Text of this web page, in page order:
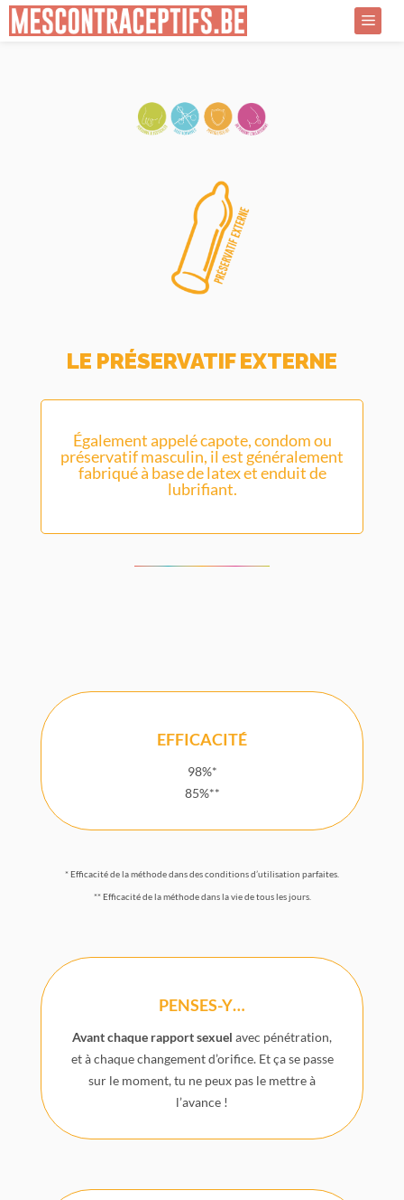
Aller
au
LE PRÉSERVATIF EXTERNE
Également appelé capote, condom ou
préservatif masculin, il est généralement
fabriqué à base de latex et enduit de
lubrifiant.
EFFICACITÉ
98%*
85%**
* Efficacité de la méthode dans des conditions d’utilisation parfaites.
** Efficacité de la méthode dans la vie de tous les jours.
PENSES-Y…
Avant chaque rapport sexuel avec pénétration,
et à chaque changement d’orifice. Et ça se passe
sur le moment, tu ne peux pas le mettre à
l’avance !